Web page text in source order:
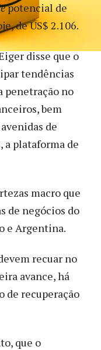
potencial de
de US$ 2.106.
disse que o
tendências
penetração no
bem
de
a plataforma de
macro que
de negócios do
e Argentina.
recuar no
avance, há
de recuperação
que o